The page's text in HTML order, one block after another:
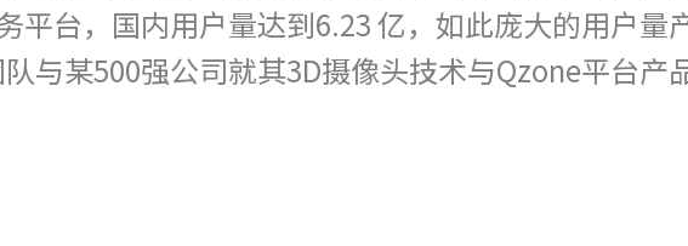
平台，国内用户量达到6.23 亿，如此庞大的用户量
与某500强公司就其3D摄像头技术与Qzone平台产